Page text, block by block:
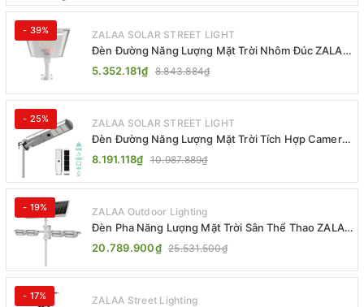
- 39% ZALAA SOLAR STREET LIGHT
Đèn Đường Năng Lượng Mặt Trời Nhôm Đúc ZALAA
ZL-BWH Cao Cấp IP65
5.352.181₫ 8.843.884₫
- 25% ZALAA SOLAR STREET LIGHT
Đèn Đường Năng Lượng Mặt Trời Tích Hợp Camera
ZALAA ZL-BJ04-CCTV (80W, IP65)
8.191.118₫ 10.987.889₫
- 19% ZALAA Outdoor Lighting
Đèn Pha Năng Lượng Mặt Trời Sân Thể Thao ZALAA
Jsc Chống Nước IP65 Cao Cấp
20.789.900₫ 25.531.500₫
- 17% ZALAA Street Lighting